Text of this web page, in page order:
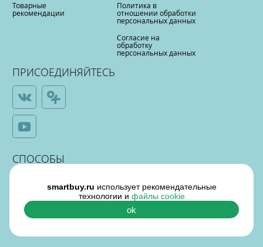
Товарные
рекомендации
Политика в
отношении обработки
персональных данных
Согласие на
обработку
персональных данных
ПРИСОЕДИНЯЙТЕСЬ
СПОСОБЫ
ОПЛАТЫ
smartbuy.ru использует рекомендательные
технологии и файлы cookie
ok